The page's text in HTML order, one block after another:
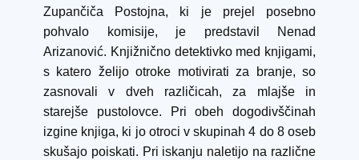
Zupančiča Postojna, ki je prejel posebno
pohvalo komisije, je predstavil Nenad
Arizanović. Knjižnično detektivko med knjigami,
s katero želijo otroke motivirati za branje, so
zasnovali v dveh različicah, za mlajše in
starejše pustolovce. Pri obeh dogodivščinah
izgine knjiga, ki jo otroci v skupinah 4 do 8 oseb
skušajo poiskati. Pri iskanju naletijo na različne